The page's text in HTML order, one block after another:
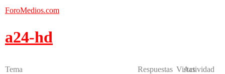
ForoMedios.com
a24-hd
Tema Respuestas Vistas
Actividad